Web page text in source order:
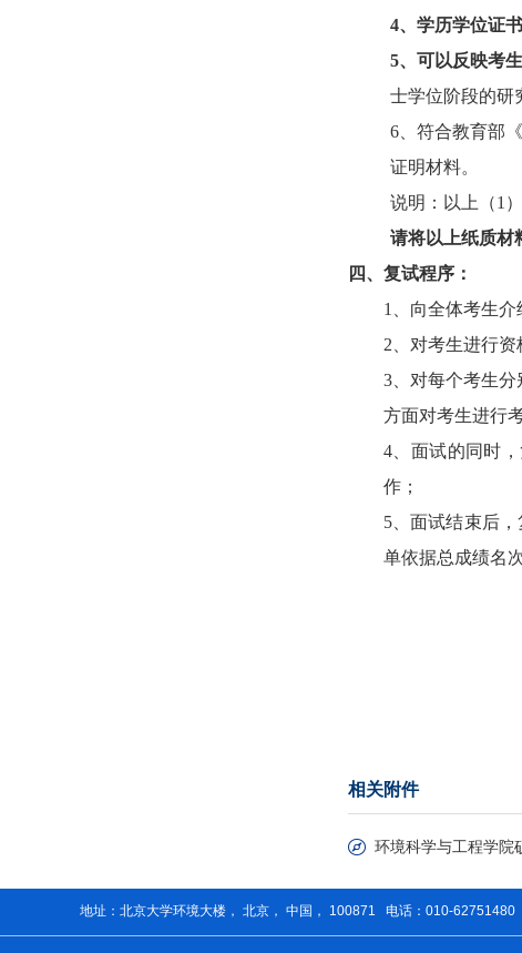
4、 学历学位证
5、 可以反映考
士学位阶段的研
6、 符合教育部《
证明材料。
说明：以上（1 ）
请将以上纸质材
四、 复试程序：
1
、向全体考生
2 、对考生进行
3 、对每个考生分
方面对考生进行
4 、面试的同时
作；
5 、面试结束后
单依据总成绩名
相关附件
环境科学与工程学院
地址：北京大学环境大楼， 北京， 中国， 100871 电话：010-62751480